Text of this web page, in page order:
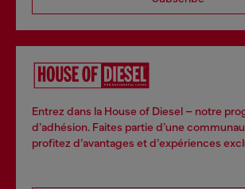
Entrez dans la House of Diesel – notre
d’adhésion. Faites partie d’une
profitez d’avantages et d’expériences